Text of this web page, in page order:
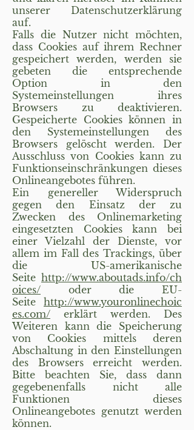
unserer Datenschutzerklärung
auf.
Falls die Nutzer nicht möchten,
dass Cookies auf ihrem Rechner
gespeichert werden, werden sie
gebeten die entsprechende
Option in den
Systemeinstellungen ihres
Browsers zu deaktivieren.
Gespeicherte Cookies können in
den Systemeinstellungen des
Browsers gelöscht werden. Der
Ausschluss von Cookies kann zu
Funktionseinschränkungen dieses
Onlineangebotes führen.
Ein genereller Widerspruch
gegen den Einsatz der zu
Zwecken des Onlinemarketing
eingesetzten Cookies kann bei
einer Vielzahl der Dienste, vor
allem im Fall des Trackings, über
die US-amerikanische
Seite http://www.aboutads.info/ch
oices/ oder die EU-
Seite http://www.youronlinechoic
es.com/ erklärt werden. Des
Weiteren kann die Speicherung
von Cookies mittels deren
Abschaltung in den Einstellungen
des Browsers erreicht werden.
Bitte beachten Sie, dass dann
gegebenenfalls nicht alle
Funktionen dieses
Onlineangebotes genutzt werden
können.